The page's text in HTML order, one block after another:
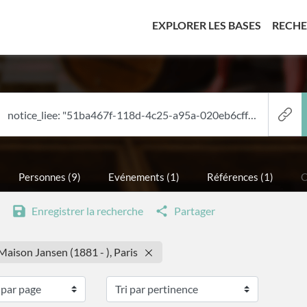
EXPLORER LES BASES
Personnes (9) Evénements (1) Références (1)
Enregistrer la recherche Partager
Jansen (1881 - ), Paris